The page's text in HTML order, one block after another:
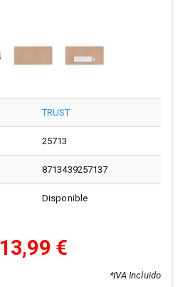
TRUST
25713
8713439257137
Disponible
13,99 €
*IVA Incluido